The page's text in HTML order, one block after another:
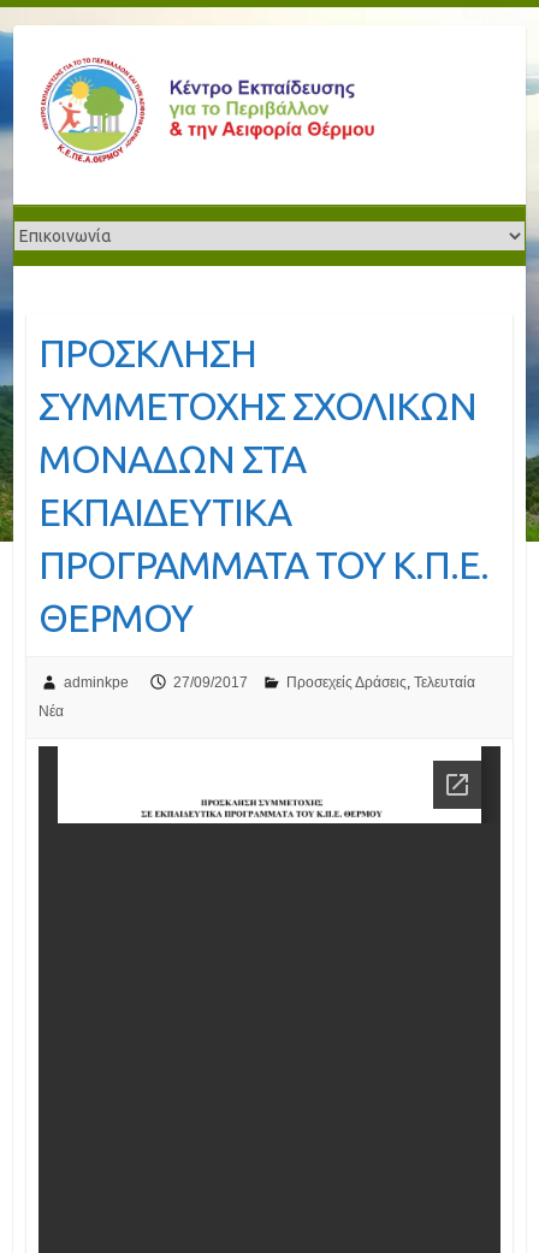
ΠΡΟΣΚΛΗΣΗ
ΣΥΜΜΕΤΟΧΗΣ ΣΧΟΛΙΚΩΝ
ΜΟΝΑΔΩΝ ΣΤΑ
ΕΚΠΑΙΔΕΥΤΙΚΑ
ΠΡΟΓΡΑΜΜΑΤΑ ΤΟΥ Κ.Π.Ε.
ΘΕΡΜΟΥ
adminkpe 27/09/2017 Προσεχείς Δράσεις, Τελευταία
Νέα